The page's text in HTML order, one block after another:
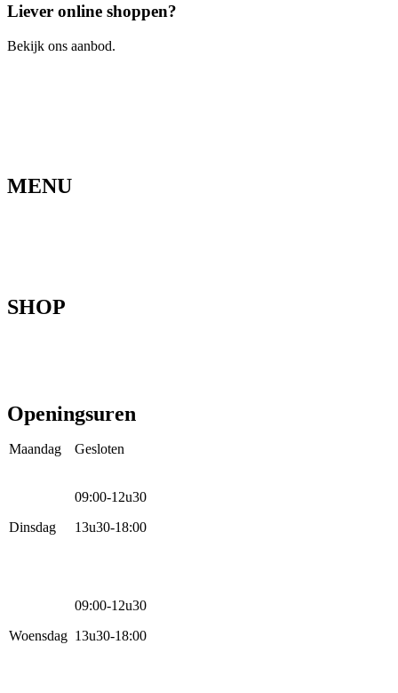
Liever online shoppen?
Bekijk ons aanbod.
MENU
SHOP
Openingsuren
Maandag Gesloten
Dinsdag
09:00-12u30
13u30-18:00
Woensdag
09:00-12u30
13u30-18:00